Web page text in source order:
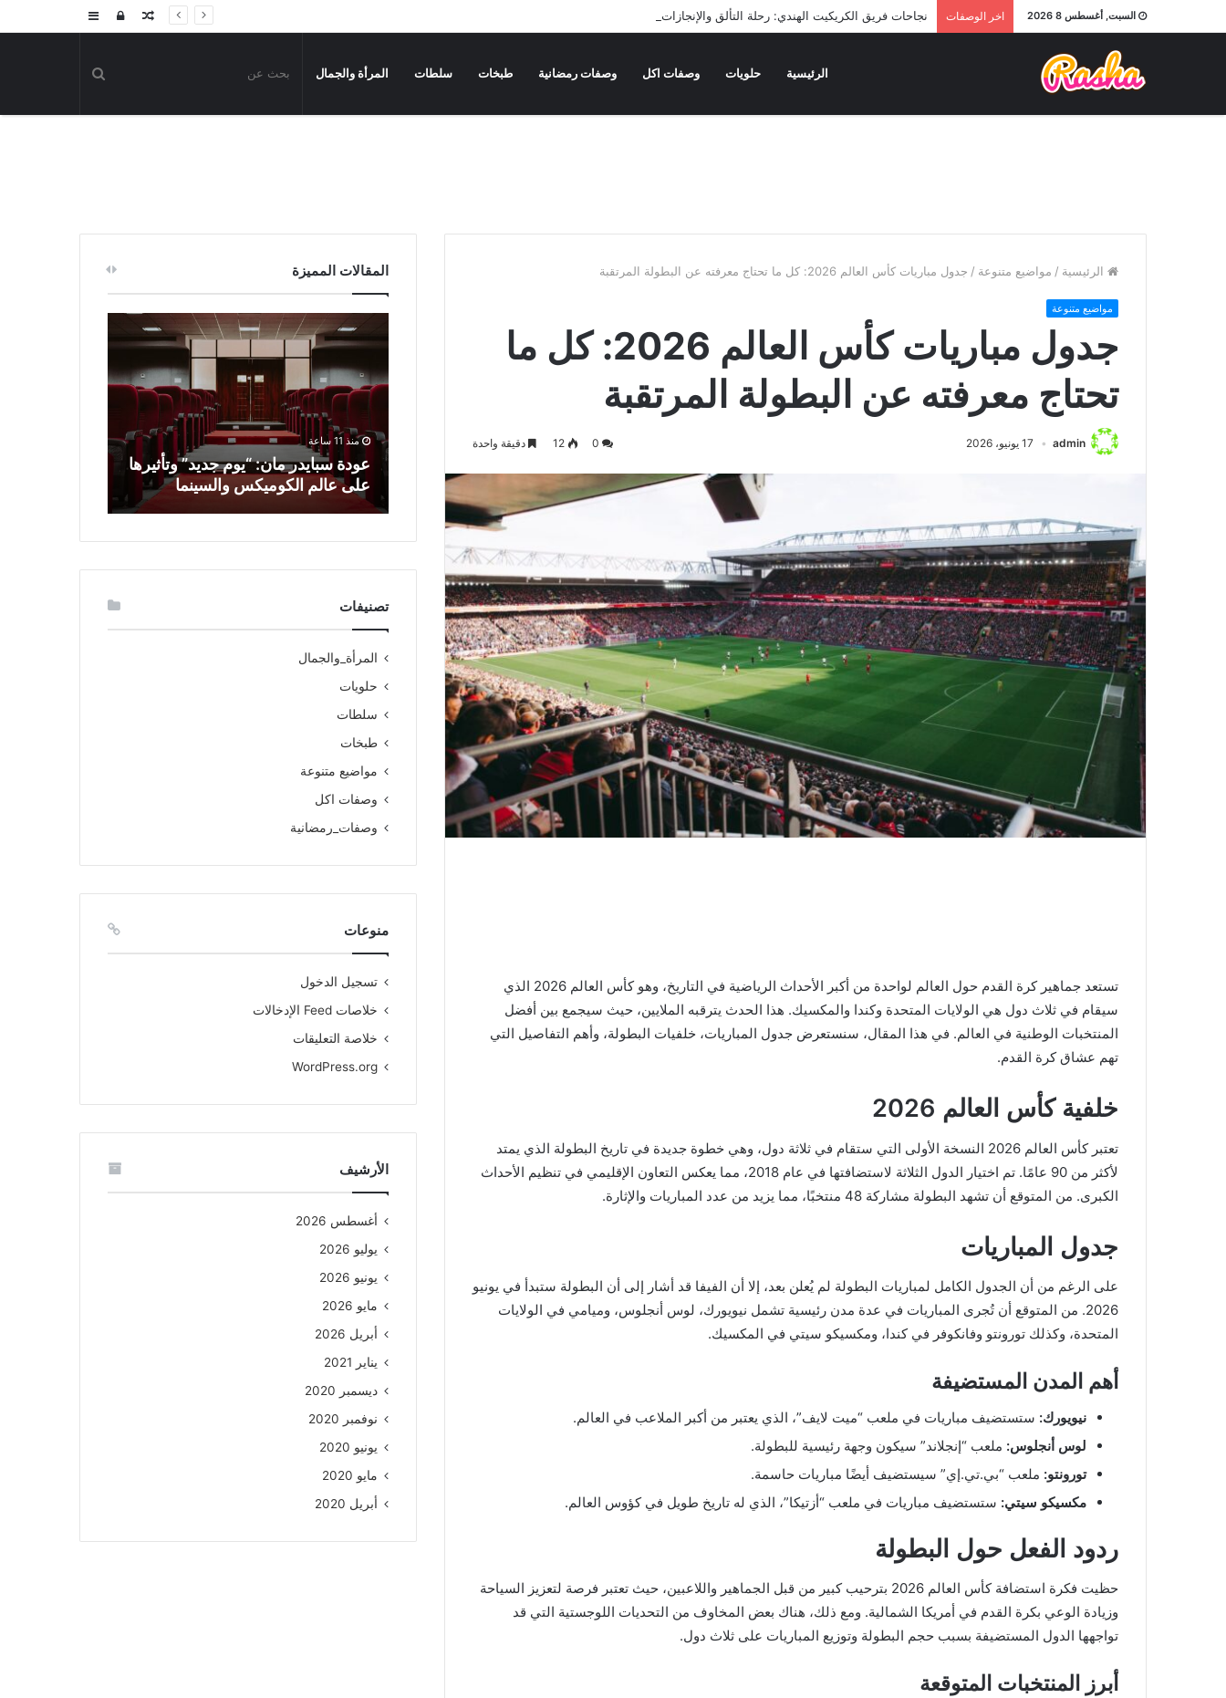
السبت, أغسطس 8 2026 اخر الوصفات نجاحات فريق الكريكيت الهندي: رحلة التألق والإنجازات إضافةتسجيلمقال
الرئيسية حلويات وصفات اكل وصفات رمضانية طبخات سلطات المرأة والجمال
الرئيسية / مواضيع متنوعة / جدول مباريات كأس العالم 2026: كل ما تحتاج معرفته عن البطولة المرتقبة
مواضيع متنوعة
جدول مباريات كأس العالم 2026: كل ما
تحتاج معرفته عن البطولة المرتقبة
admin 17 يونيو، 2026 12 دقيقة واحدة
تستعد جماهير كرة القدم حول العالم لواحدة من أكبر الأحداث الرياضية في التاريخ، وهو كأس العالم 2026 الذي
سيقام في ثلاث دول هي الولايات المتحدة وكندا والمكسيك. هذا الحدث يترقبه الملايين، حيث سيجمع بين أفضل
المنتخبات الوطنية في العالم. في هذا المقال، سنستعرض جدول المباريات، خلفيات البطولة، وأهم التفاصيل التي
تهم عشاق كرة القدم.
خلفية كأس العالم 2026
تعتبر كأس العالم 2026 النسخة الأولى التي ستقام في ثلاثة دول، وهي خطوة جديدة في تاريخ البطولة الذي يمتد
لأكثر من 90 عامًا. تم اختيار الدول الثلاثة لاستضافتها في عام 2018، مما يعكس التعاون الإقليمي في تنظيم الأحداث
الكبرى. من المتوقع أن تشهد البطولة مشاركة 48 منتخبًا، مما يزيد من عدد المباريات والإثارة.
جدول المباريات
على الرغم من أن الجدول الكامل لمباريات البطولة لم يُعلن بعد، إلا أن الفيفا قد أشار إلى أن البطولة ستبدأ في يونيو
2026. من المتوقع أن تُجرى المباريات في عدة مدن رئيسية تشمل نيويورك، لوس أنجلوس، وميامي في الولايات
المتحدة، وكذلك تورونتو وفانكوفر في كندا، ومكسيكو سيتي في المكسيك.
أهم المدن المستضيفة
نيويورك: ستستضيف مباريات في ملعب “ميت لايف”، الذي يعتبر من أكبر الملاعب في العالم.
لوس أنجلوس: ملعب “إنجلاند” سيكون وجهة رئيسية للبطولة.
تورونتو: ملعب “بي.تي.إي” سيستضيف أيضًا مباريات حاسمة.
مكسيكو سيتي: ستستضيف مباريات في ملعب “أزتيكا”، الذي له تاريخ طويل في كؤوس العالم.
ردود الفعل حول البطولة
حظيت فكرة استضافة كأس العالم 2026 بترحيب كبير من قبل الجماهير واللاعبين، حيث تعتبر فرصة لتعزيز السياحة
وزيادة الوعي بكرة القدم في أمريكا الشمالية. ومع ذلك، هناك بعض المخاوف من التحديات اللوجستية التي قد
تواجهها الدول المستضيفة بسبب حجم البطولة وتوزيع المباريات على ثلاث دول.
أبرز المنتخبات المتوقعة
المقالات المميزة
منذ يوم واحد
التألق والإنجازات
منذ 11 ساعة
عودة سبايدر مان: “يوم جديد” وتأثيرها
على عالم الكوميكس والسينما
تصنيفات
المرأة_والجمال
حلويات
سلطات
طبخات
مواضيع متنوعة
وصفات اكل
وصفات_رمضانية
منوعات
تسجيل الدخول
خلاصات Feed الإدخالات
خلاصة التعليقات
WordPress.org
الأرشيف
أغسطس 2026
يوليو 2026
يونيو 2026
مايو 2026
أبريل 2026
يناير 2021
ديسمبر 2020
نوفمبر 2020
يونيو 2020
مايو 2020
أبريل 2020